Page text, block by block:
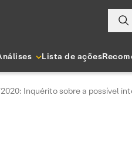
Lista de ações
Inquérito sobre a possível